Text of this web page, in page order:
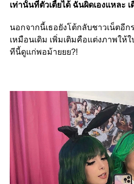
เท่านั้นที่ตัวเตี้ยได้ ฉันผิดเองแหละ
นอกจากนี้เธอยังโต้กลับชาวเน็ตอี
เหมือนเดิม เพิ่มเติมคือแต่งภาพให้
ทีนี้ดูแก่พอม้ายยย?!